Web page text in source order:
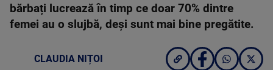
bărbați lucrează în timp ce doar 70% dintre
femei au o slujbă, deși sunt mai bine pregătite.
CLAUDIA NIȚOI